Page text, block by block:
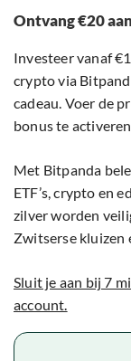
Ontvang €20
Investeer vanaf
crypto via
cadeau. Voer de
bonus te
Met Bitpanda
ETF’s, crypto en
zilver worden
Zwitserse kluizen
Sluit je aan bij 7
account.